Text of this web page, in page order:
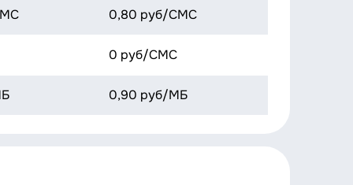
0,80 руб/СМС
0 руб/СМС
0,90 руб/МБ